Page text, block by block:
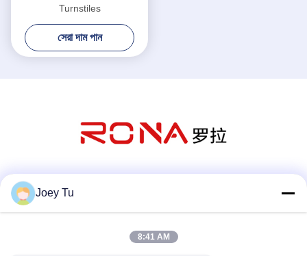
Turnstiles
সেরা দাম পান
Joey Tu
8:41 AM